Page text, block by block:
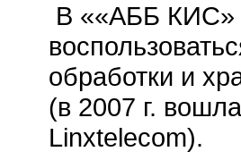
В ««АББ КИС»
обработки и
(в 2007 г.
Linxtelecom).